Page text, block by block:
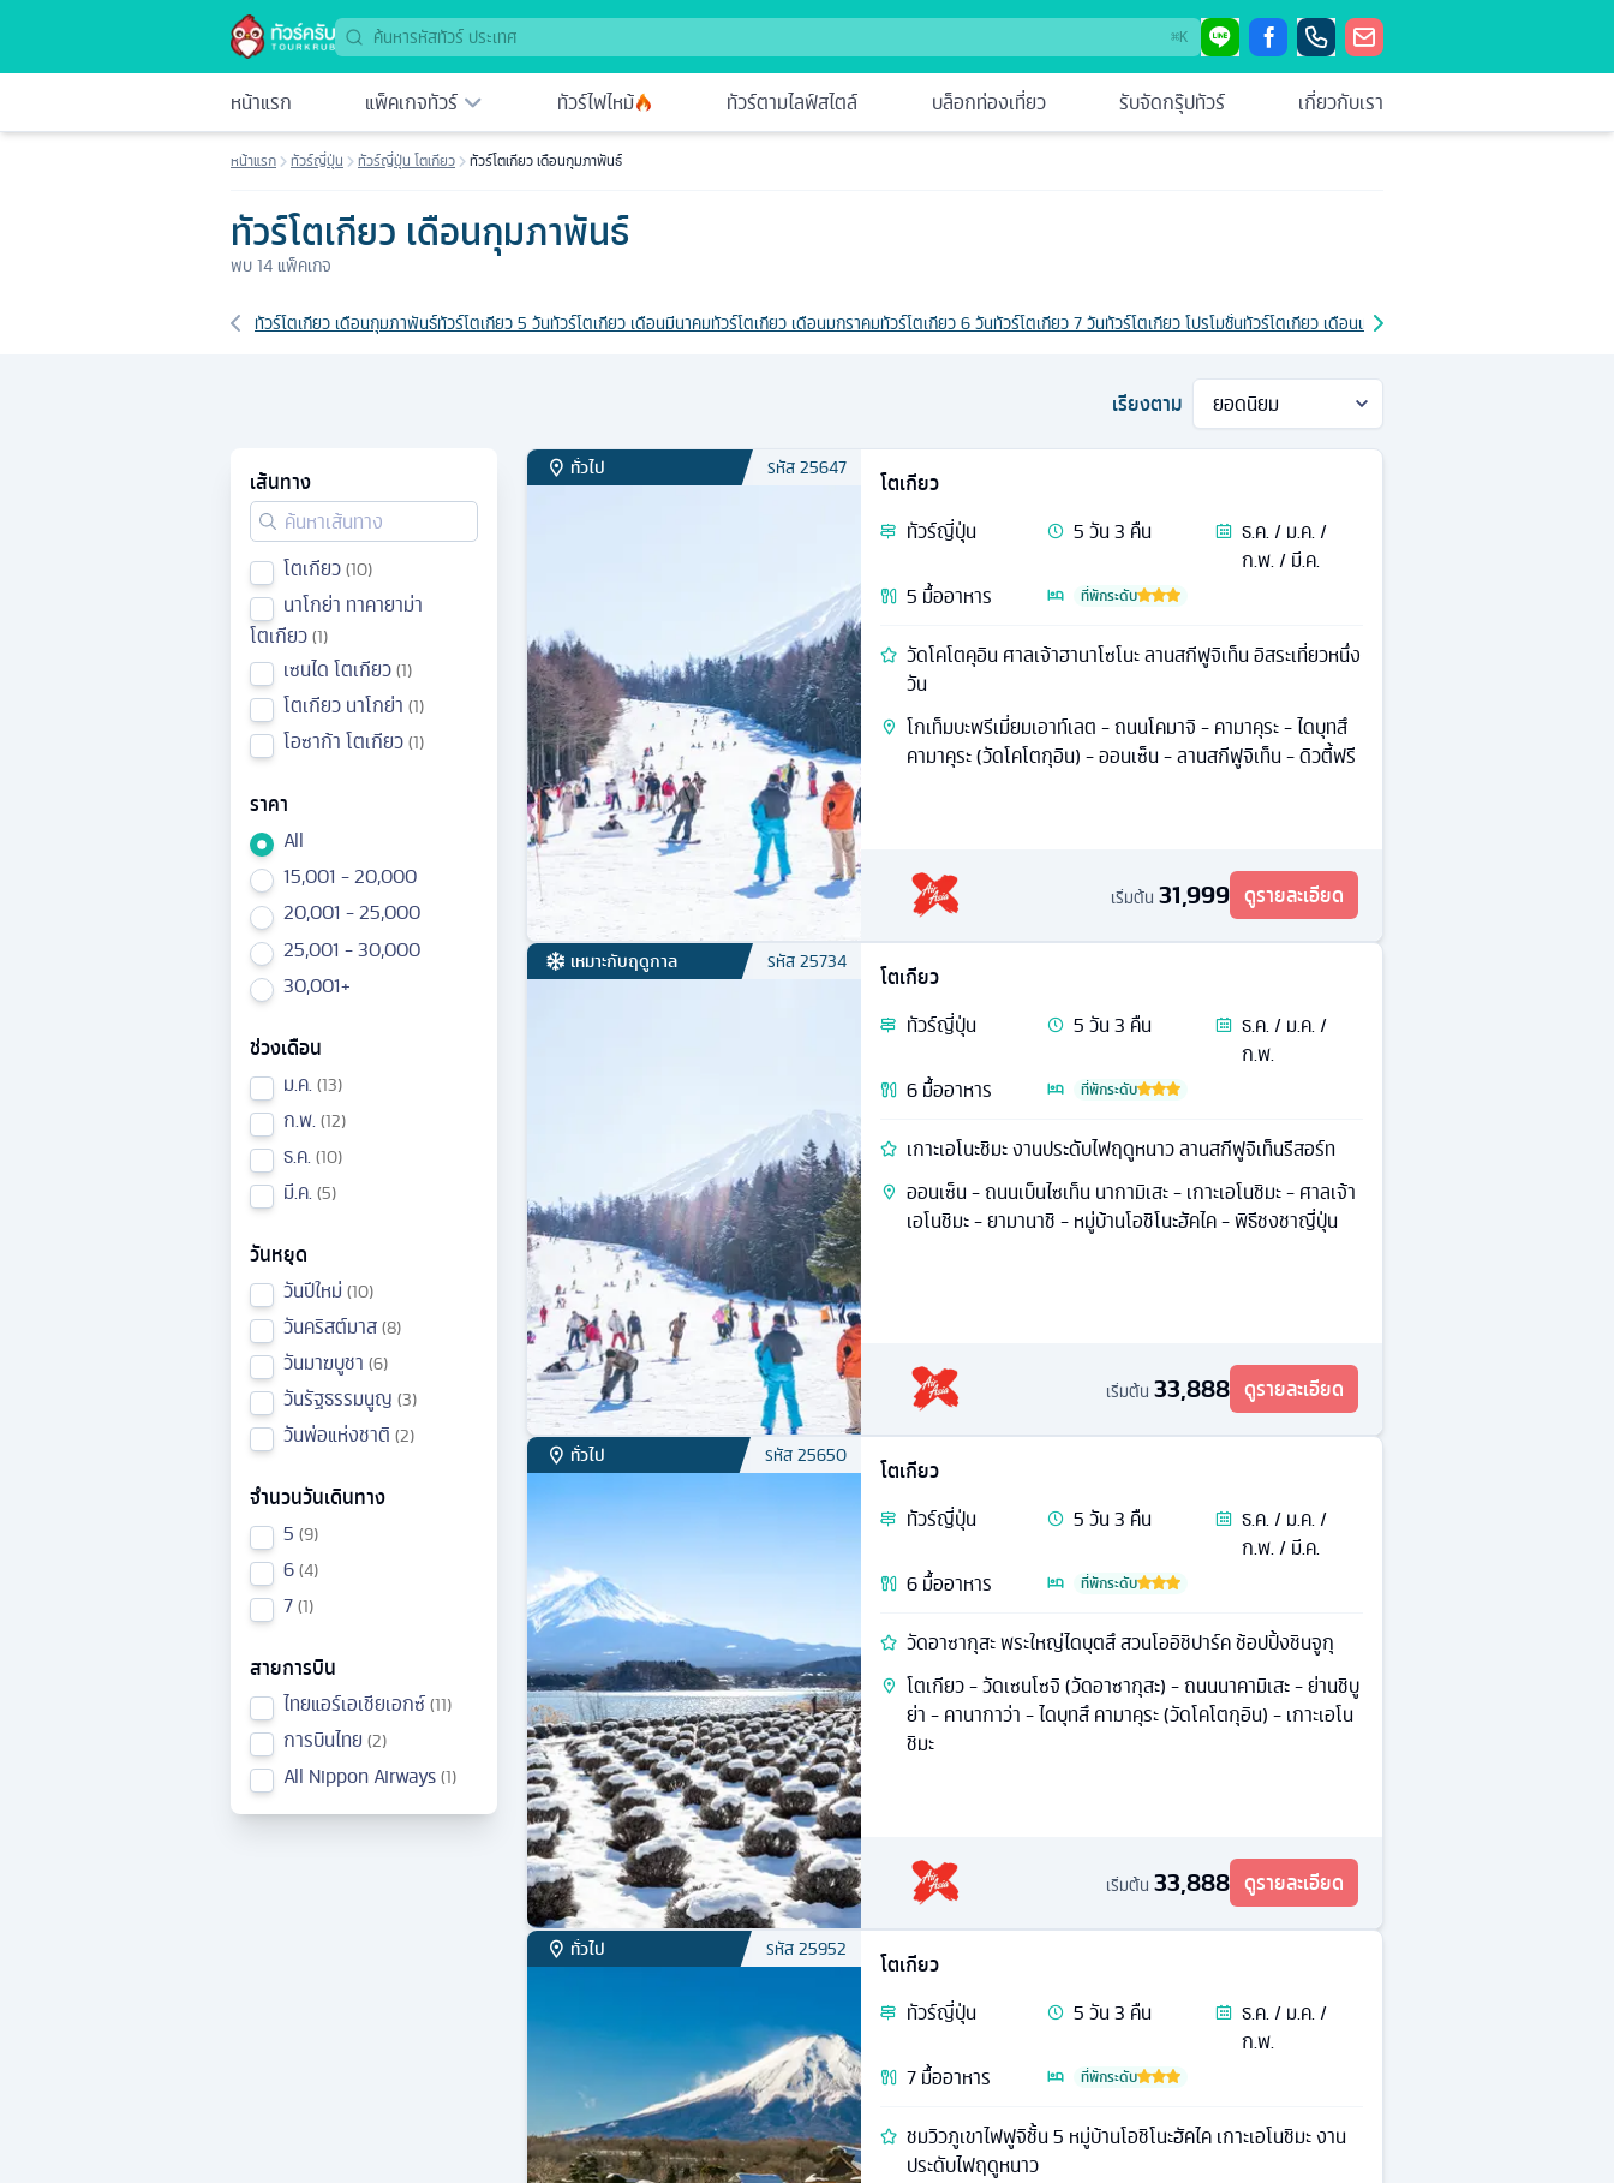
⌘K
หน้าแรก แพ็คเกจทัวร์ ทัวร์ไฟไหม้ ทัวร์ตามไลฟ์สไตล์ บล็อกท่องเที่ยว รับจัดกรุ๊ปทัวร์ เกี่ยวกับเรา
หน้าแรก ทัวร์ญี่ปุ่น ทัวร์ญี่ปุ่น โตเกียว ทัวร์โตเกียว เดือนกุมภาพันธ์
ทัวร์โตเกียว เดือนกุมภาพันธ์
พบ14 แพ็คเกจ
เส้นทางที่เกี่ยวข้อง
ทัวร์โตเกียว เดือนกุมภาพันธ์ทัวร์โตเกียว 5 วันทัวร์โตเกียว เดือนมีนาคมทัวร์โตเกียว เดือนมกราคมทัวร์โตเกียว 6 วันทัวร์โตเกียว 7 วันทัวร์โตเกียว โปรโมชั่นทัวร์โตเกียว เดือนเมษายน
เรียงตาม
เส้นทาง
โตเกียว 10
นาโกย่า ทาคายาม่า
โตเกียว 1
เซนได โตเกียว 1
โตเกียว นาโกย่า 1
โอซาก้า โตเกียว 1
ราคา
All
15,001 - 20,000
20,001 - 25,000
25,001 - 30,000
30,001+
ช่วงเดือน
ม.ค. 13
ก.พ. 12
ธ.ค. 10
มี.ค. 5
วันหยุด
วันปีใหม่ 10
วันคริสต์มาส 8
วันมาฆบูชา 6
วันรัฐธรรมนูญ 3
วันพ่อแห่งชาติ 2
จำนวนวันเดินทาง
5 9
6 4
7 1
สายการบิน
ไทยแอร์เอเชียเอกซ์ 11
การบินไทย 2
All Nippon Airways 1
ทั่วไป รหัส25647
โตเกียว
ทัวร์ญี่ปุ่น 5วัน3 คืน
ธ.ค. / ม.ค. /
ก.พ. / มี.ค.
5 มื้ออาหาร ที่พักระดับ
วัดโคโตคุอิน ศาลเจ้าฮานาโซโนะ ลานสกีฟูจิเท็น อิสระเที่ยวหนึ่ง
วัน
โกเท็มบะพรีเมี่ยมเอาท์เลต - ถนนโคมาจิ - คามาคุระ - ไดบุทสึ
คามาคุระ (วัดโคโตกุอิน) - ออนเซ็น - ลานสกีฟูจิเท็น - ดิวตี้ฟรี
เริ่มต้น 31,999 ดูรายละเอียด
เหมาะกับฤดูกาล รหัส25734
โตเกียว
ทัวร์ญี่ปุ่น 5วัน3 คืน
ธ.ค. / ม.ค. /
ก.พ.
6มื้ออาหาร ที่พักระดับ
เกาะเอโนะชิมะ งานประดับไฟฤดูหนาว ลานสกีฟูจิเท็นรีสอร์ท
ออนเซ็น - ถนนเบ็นไซเท็น นากามิเสะ - เกาะเอโนชิมะ - ศาลเจ้า
เอโนชิมะ - ยามานาชิ - หมู่บ้านโอชิโนะฮัคไค - พิธีชงชาญี่ปุ่น
เริ่มต้น 33,888 ดูรายละเอียด
ทั่วไป รหัส25650
โตเกียว
ทัวร์ญี่ปุ่น 5วัน3 คืน
ธ.ค. / ม.ค. /
ก.พ. / มี.ค.
6มื้ออาหาร ที่พักระดับ
วัดอาซากุสะ พระใหญ่ไดบุตสึ สวนโออิชิปาร์ค ช้อปปิ้งชินจูกุ
โตเกียว - วัดเซนโซจิ (วัดอาซากุสะ) - ถนนนาคามิเสะ - ย่านชิบู
ย่า - คานากาว่า - ไดบุทสึ คามาคุระ (วัดโคโตกุอิน) - เกาะเอโน
ชิมะ
เริ่มต้น 33,888 ดูรายละเอียด
ทั่วไป รหัส25952
โตเกียว
ทัวร์ญี่ปุ่น 5วัน3 คืน
ธ.ค. / ม.ค. /
ก.พ.
7มื้ออาหาร ที่พักระดับ
ชมวิวภูเขาไฟฟูจิชั้น 5 หมู่บ้านโอชิโนะฮัคไค เกาะเอโนชิมะ งาน
ประดับไฟฤดูหนาว